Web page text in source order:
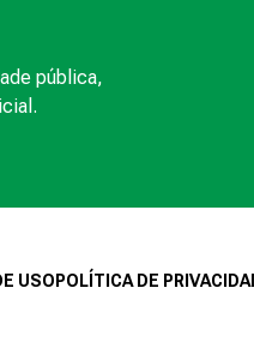
pública,
USO POLÍTICA DE